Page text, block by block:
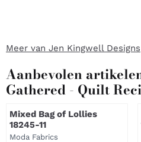
Meer van Jen Kingwell Designs
Aanbevolen
Gathered - Quilt
Mixed Bag of Lollies
18245-11
Merk:
Moda Fabrics